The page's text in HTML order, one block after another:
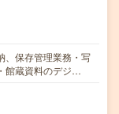
、保存管理業務・写
館蔵資料のデジ…